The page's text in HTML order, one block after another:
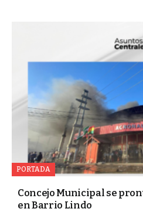
PORTADA
Concejo Municipal se
en Barrio Lindo